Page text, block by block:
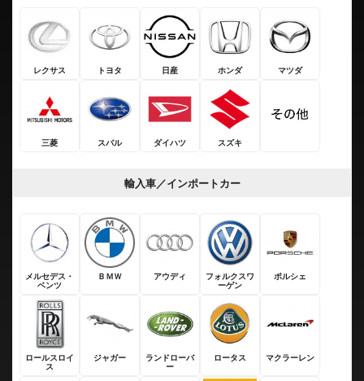
レクサス トヨタ 日産 ホンダ マツダ
三菱 スバル ダイハツ スズキ
輸入車／インポートカー
メルセデス・
ベンツ
ＢＭＷ アウディ
フォルクスワ
ーゲン
ポルシェ
ロールスロイ
ス
ジャガー
ランドローバ
ー
ロータス マクラーレン